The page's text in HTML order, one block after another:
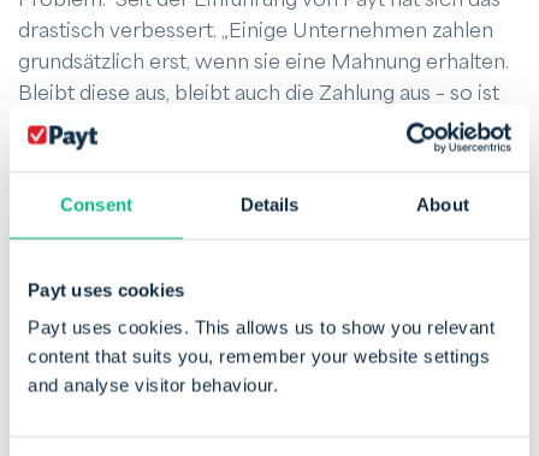
Consent Details About
Payt uses cookies
Payt uses cookies. This allows us to show you relevant
content that suits you, remember your website settings
and analyse visitor behaviour.
drastisch verbessert. „Einige Unternehmen zahlen
grundsätzlich erst, wenn sie eine Mahnung erhalten.
Bleibt diese aus, bleibt auch die Zahlung aus – so ist
leider die Realität. Der Unterschied ist: Jetzt erfolgen
die Mahnungen automatisch und viel schneller,
verbessert haben.“
Dank Payt läuft das Debitorenmanagement bei TFF
& Logistics jetzt nicht nur automatisiert, sondern
auch strukturiert. „Unsere Rechnungen werden
schneller beglichen, und unsere Buchhaltung ist